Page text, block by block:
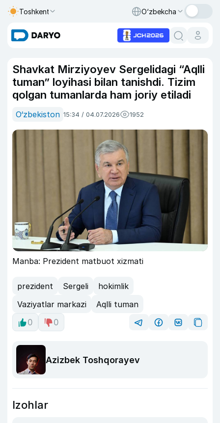
Toshkent O‘zbekcha
Shavkat Mirziyoyev Sergelidagi “Aqlli
tuman” loyihasi bilan tanishdi. Tizim
qolgan tumanlarda ham joriy etiladi
O‘zbekiston 15:34 / 04.07.2026 1952
Manba: Prezident matbuot xizmati
prezident Sergeli
hokimlik
Vaziyatlar markazi
Aqlli tuman
0
0
Azizbek Toshqorayev
Izohlar